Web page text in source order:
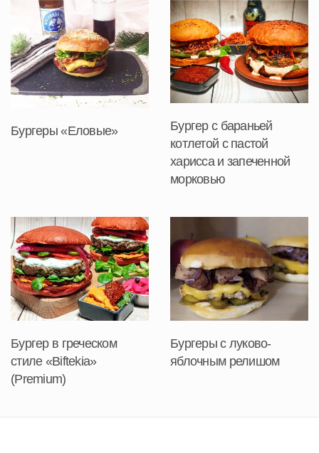
Бургеры «Еловые»
Бургер с бараньей
котлетой с пастой
харисса и запеченной
морковью
Бургер в греческом
стиле «Biftekia»
(Premium)
Бургеры с луково-
яблочным релишом